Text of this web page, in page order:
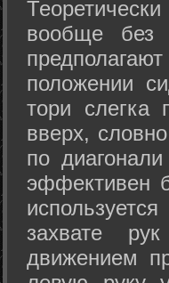
вообще без
положении
тори слегка
вверх,
по
эффективен
захвате
движением